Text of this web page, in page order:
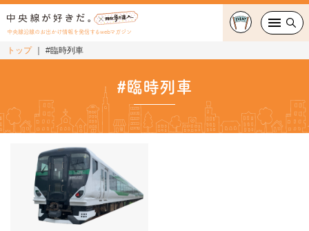
中央線沿線のお出かけ情報を発信するwebマガジン
スイーツ・テイクアウト
ショッピング
中央線カルチャー
トップ #臨時列車
#臨時列車